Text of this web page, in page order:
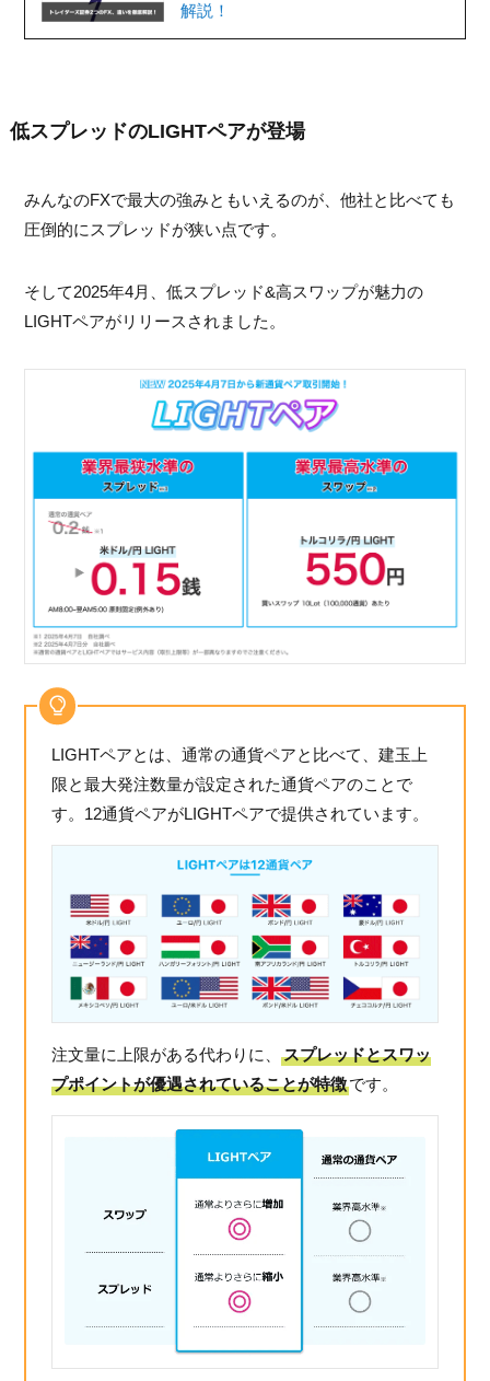
解説！
低スプレッドのLIGHTペアが登場
みんなのFXで最大の強みともいえるのが、他社と比べても
圧倒的にスプレッドが狭い点です。
そして2025年4月、低スプレッド&高スワップが魅力の
LIGHTペアがリリースされました。
LIGHTペアとは、通常の通貨ペアと比べて、建玉上
限と最大発注数量が設定された通貨ペアのことで
す。12通貨ペアがLIGHTペアで提供されています。
注文量に上限がある代わりに、
スプレッドとスワッ
プポイントが優遇されていることが特徴です。